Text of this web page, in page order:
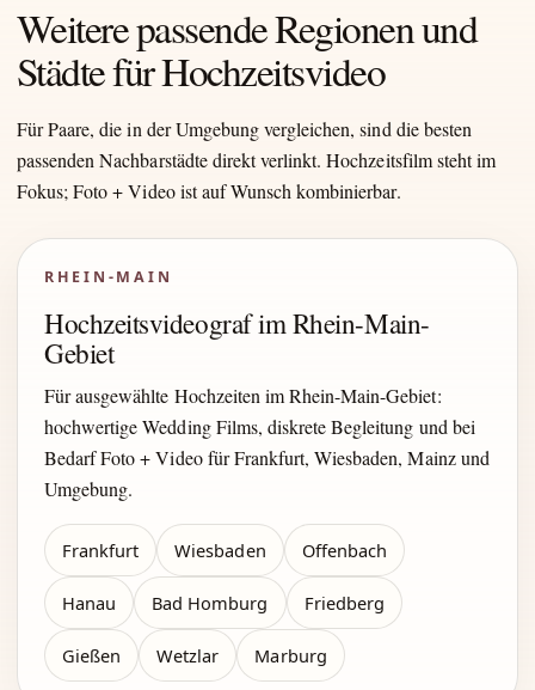
Weitere passende Regionen und
Städte für Hochzeitsvideo
Für Paare, die in der Umgebung vergleichen, sind die besten
passenden Nachbarstädte direkt verlinkt. Hochzeitsfilm steht im
Fokus; Foto + Video ist auf Wunsch kombinierbar.
RHEIN-MAIN
Hochzeitsvideograf im Rhein-Main-
Gebiet
Für ausgewählte Hochzeiten im Rhein-Main-Gebiet:
hochwertige Wedding Films, diskrete Begleitung und bei
Bedarf Foto + Video für Frankfurt, Wiesbaden, Mainz und
Umgebung.
Frankfurt Wiesbaden Offenbach
Hanau Bad Homburg Friedberg
Gießen Wetzlar Marburg